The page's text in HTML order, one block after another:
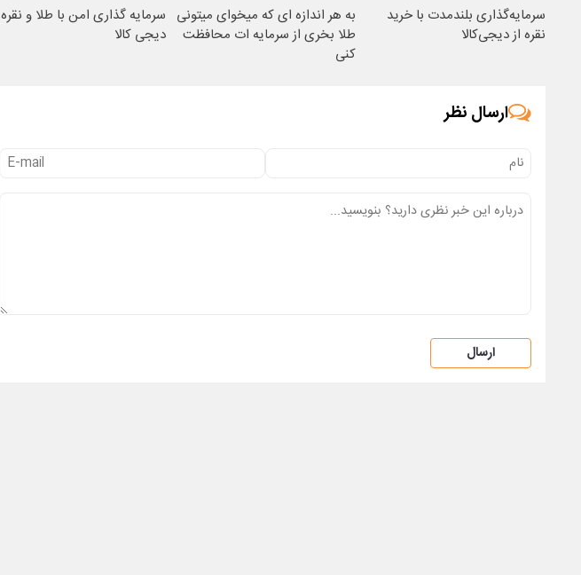
سرمایه‌گذاری بلندمدت با خرید
نقره از دیجی‌کالا
به هر اندازه ای که میخوای میتونی
طلا بخری از سرمایه ات محافظت
کنی
سرمایه گذاری امن با طلا و نقره
دیجی کالا
ارسال نظر
ارسال